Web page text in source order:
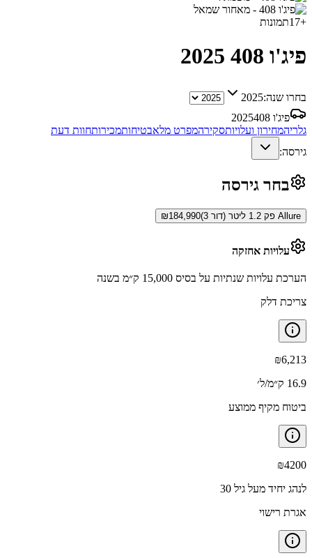
+
17תמונות
פיג'ו 408 2025
בחרו שנה:2025
פיג'ו 408
2025
גלריהמחירון ועלויותסקירהמפרט מלאבטיחותמכירותחוות דעת
גירסה:
בחר גירסה
Allure פק 1.2 ליטר (דור 3) ₪184,990
עלויות אחזקה
הערכת עלויות שנתיות על בסיס 15,000 ק״מ בשנה
צריכת דלק
₪6,213
16.9 ק״מ/ל׳
ביטוח מקיף ממוצע
₪4200
לנהג יחיד מעל גיל 30
אגרת רישוי